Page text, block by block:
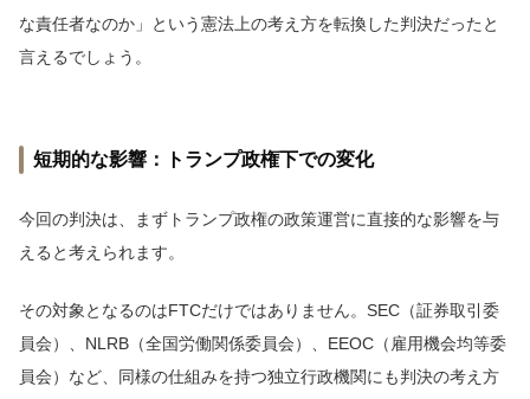
な責任者なのか」という憲法上の考え方を転換した判決だったと
言えるでしょう。
短期的な影響：トランプ政権下での変化
今回の判決は、まずトランプ政権の政策運営に直接的な影響を与
えると考えられます。
その対象となるのはFTCだけではありません。SEC（証券取引委
員会）、NLRB（全国労働関係委員会）、EEOC（雇用機会均等委
員会）など、同様の仕組みを持つ独立行政機関にも判決の考え方